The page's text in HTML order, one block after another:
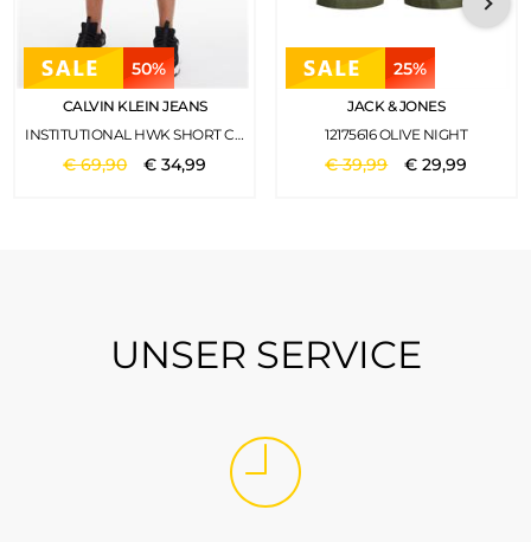
50%
CALVIN KLEIN JEANS
INSTITUTIONAL HWK SHORT CK BLACK
€69,90 €34,99
25%
JACK & JONES
12175616 OLIVE NIGHT
€39,99 €29,99
UNSER SERVICE